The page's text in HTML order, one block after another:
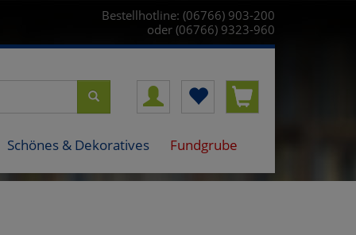
Bestellhotline: (06766) 903-200
oder (06766) 9323-960
Schönes & Dekoratives Fundgrube